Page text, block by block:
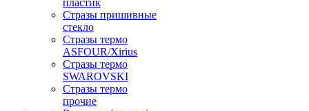
пластик
Стразы пришивные
стекло
Стразы термо
ASFOUR/Xirius
Стразы термо
SWAROVSKI
Стразы термо
прочие